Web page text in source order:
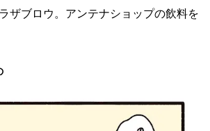
ザブロウ。アンテナショップの飲料を